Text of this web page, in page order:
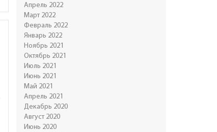
Апрель 2022
Март 2022
Февраль 2022
Январь 2022
Ноябрь 2021
Октябрь 2021
Июль 2021
Июнь 2021
Май 2021
Апрель 2021
Декабрь 2020
Август 2020
Июнь 2020